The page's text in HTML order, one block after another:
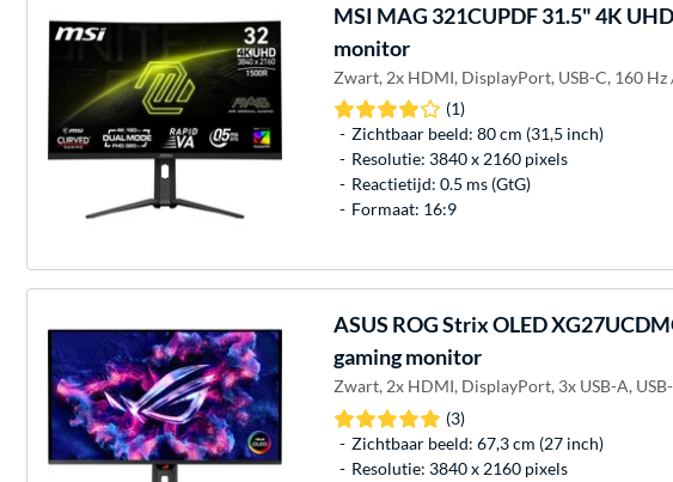
MSI MAG 321CUPDF 31.5" 4K
monitor
Zwart, 2x HDMI, DisplayPort, USB-C, 160 Hz
(1)
Zichtbaar beeld: 80 cm (31,5 inch)
Resolutie: 3840 x 2160 pixels
Reactietijd: 0.5 ms (GtG)
Formaat: 16:9
ASUS ROG Strix OLED
gaming monitor
Zwart, 2x HDMI, DisplayPort, 3x USB-A,
(3)
Zichtbaar beeld: 67,3 cm (27 inch)
Resolutie: 3840 x 2160 pixels